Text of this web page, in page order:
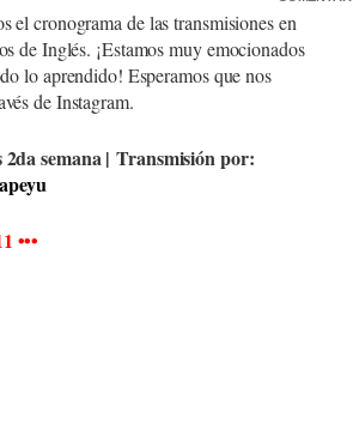
el cronograma de las transmisiones en
de Inglés. ¡Estamos muy emocionados
lo aprendido! Esperamos que nos
de Instagram.
2da semana | Transmisión por:
•••